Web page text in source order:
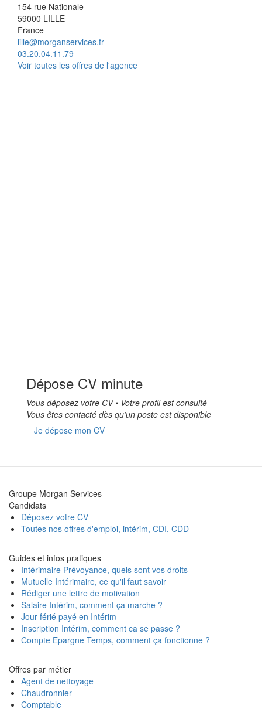
154 rue Nationale
59000 LILLE
France
lille@morganservices.fr
03.20.04.11.79
Voir toutes les offres de l'agence
Dépose CV minute
Vous déposez votre CV • Votre profil est consulté
Vous êtes contacté dès qu’un poste est disponible
Je dépose mon CV
Groupe Morgan Services
Candidats
Déposez votre CV
Toutes nos offres d'emploi, intérim, CDI, CDD
Guides et infos pratiques
Intérimaire Prévoyance, quels sont vos droits
Mutuelle Intérimaire, ce qu'il faut savoir
Rédiger une lettre de motivation
Salaire Intérim, comment ça marche ?
Jour férié payé en Intérim
Inscription Intérim, comment ca se passe ?
Compte Epargne Temps, comment ça fonctionne ?
Offres par métier
Agent de nettoyage
Chaudronnier
Comptable